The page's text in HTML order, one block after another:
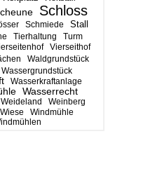
Schloss
Schmiede Stall
Tierhaltung
Turm
Vierseithof
Waldgrundstück
Wassergrundstück
Wasserkraftanlage
Wasserrecht
Weideland Weinberg
Wiese
Windmühle